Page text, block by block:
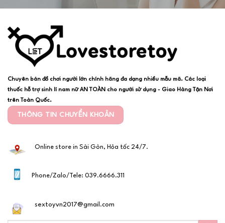
Chuyên bán đồ chơi người lớn chính hãng đa dạng nhiều mẫu mã. Các loại
thuốc hỗ trợ sinh lí nam nữ AN TOÀN cho người sử dụng - Giao Hàng Tận Nơi
trên Toàn Quốc.
THÔNG TIN CHUYỂN KHOẢN
Online store in Sài Gòn, Hỏa tốc 24/7.
Phone/Zalo/Tele: 039.6666.311
sextoyvn2017@gmail.com